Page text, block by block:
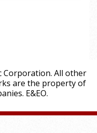
Corporation. All other
are the property of
E&EO.